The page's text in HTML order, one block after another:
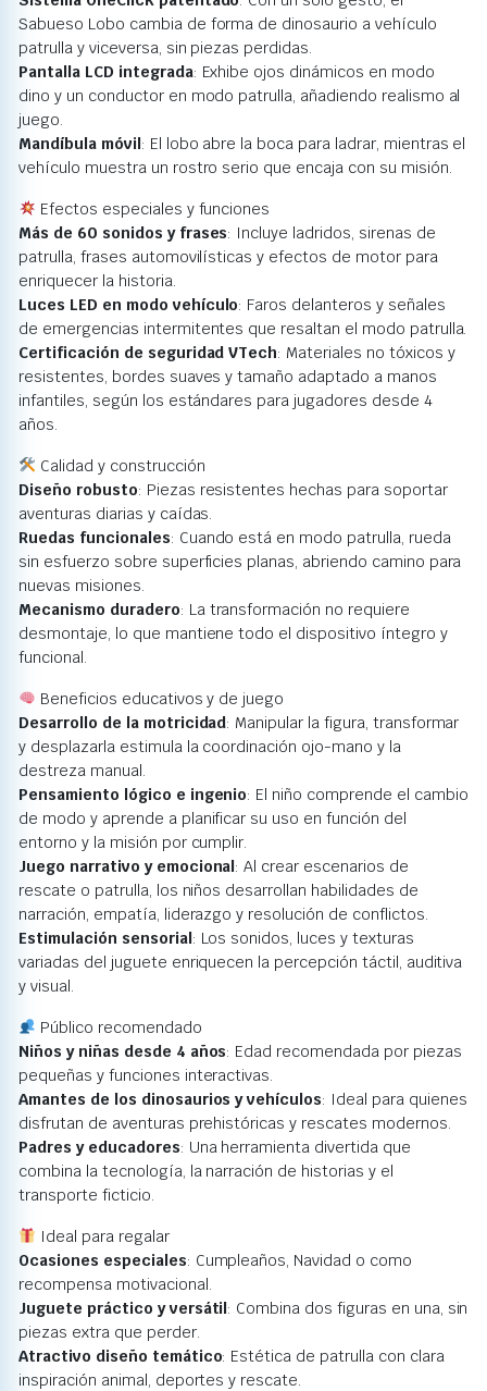
Sabueso Lobo cambia de forma de dinosaurio a vehículo
patrulla y viceversa, sin piezas perdidas.
Pantalla LCD integrada: Exhibe ojos dinámicos en modo
dino y un conductor en modo patrulla, añadiendo realismo al
juego.
Mandíbula móvil: El lobo abre la boca para ladrar, mientras el
vehículo muestra un rostro serio que encaja con su misión.
Efectos especiales y funciones
Más de 60 sonidos y frases: Incluye ladridos, sirenas de
patrulla, frases automovilísticas y efectos de motor para
enriquecer la historia.
Luces LED en modo vehículo: Faros delanteros y señales
de emergencias intermitentes que resaltan el modo patrulla.
Certificación de seguridad VTech: Materiales no tóxicos y
resistentes, bordes suaves y tamaño adaptado a manos
infantiles, según los estándares para jugadores desde 4
años.
Calidad y construcción
Diseño robusto: Piezas resistentes hechas para soportar
aventuras diarias y caídas.
Ruedas funcionales: Cuando está en modo patrulla, rueda
sin esfuerzo sobre superficies planas, abriendo camino para
nuevas misiones.
Mecanismo duradero: La transformación no requiere
desmontaje, lo que mantiene todo el dispositivo íntegro y
funcional.
Beneficios educativos y de juego
Desarrollo de la motricidad: Manipular la figura, transformar
y desplazarla estimula la coordinación ojo-mano y la
destreza manual.
Pensamiento lógico e ingenio: El niño comprende el cambio
de modo y aprende a planificar su uso en función del
entorno y la misión por cumplir.
Juego narrativo y emocional: Al crear escenarios de
rescate o patrulla, los niños desarrollan habilidades de
narración, empatía, liderazgo y resolución de conflictos.
Estimulación sensorial: Los sonidos, luces y texturas
variadas del juguete enriquecen la percepción táctil, auditiva
y visual.
Público recomendado
Niños y niñas desde 4 años: Edad recomendada por piezas
pequeñas y funciones interactivas.
Amantes de los dinosaurios y vehículos: Ideal para quienes
disfrutan de aventuras prehistóricas y rescates modernos.
Padres y educadores: Una herramienta divertida que
combina la tecnología, la narración de historias y el
transporte ficticio.
Ideal para regalar
Ocasiones especiales: Cumpleaños, Navidad o como
recompensa motivacional.
Juguete práctico y versátil: Combina dos figuras en una, sin
piezas extra que perder.
Atractivo diseño temático: Estética de patrulla con clara
inspiración animal, deportes y rescate.